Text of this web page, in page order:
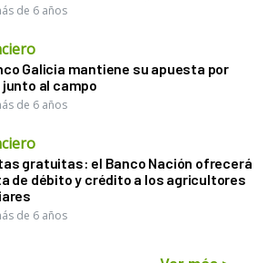
de 6 años
Galicia mantiene su apuesta por
al campo
de 6 años
gratuitas: el Banco Nación ofrecerá
de débito y crédito a los agricultores
de 6 años